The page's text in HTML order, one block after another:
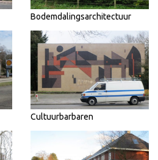
Bodemdalingsarchitectuur
Cultuurbarbaren